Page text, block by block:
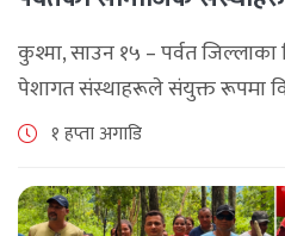
कुश्मा, साउन १५ – पर्वत जिल्लाका
पेशागत संस्थाहरूले संयुक्त रूपमा
सामाजिक एकता र कानुनी शासन
१ हप्ता अगाडि